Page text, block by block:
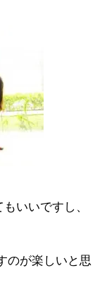
いいですし、
のが楽しいと思